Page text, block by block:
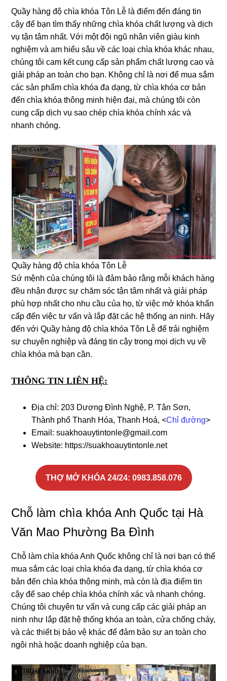
Quầy hàng độ chìa khóa Tôn Lễ là điểm đến đáng tin
cậy để bạn tìm thấy những chìa khóa chất lượng và dịch
vụ tận tâm nhất. Với một đội ngũ nhân viên giàu kinh
nghiệm và am hiểu sâu về các loại chìa khóa khác nhau,
chúng tôi cam kết cung cấp sản phẩm chất lượng cao và
giải pháp an toàn cho bạn. Không chỉ là nơi để mua sắm
các sản phẩm chìa khóa đa dạng, từ chìa khóa cơ bản
đến chìa khóa thông minh hiện đại, mà chúng tôi còn
cung cấp dịch vụ sao chép chìa khóa chính xác và
nhanh chóng.
Quầy hàng độ chìa khóa Tôn Lễ
Sứ mệnh của chúng tôi là đảm bảo rằng mỗi khách hàng
đều nhận được sự chăm sóc tận tâm nhất và giải pháp
phù hợp nhất cho nhu cầu của họ, từ việc mở khóa khẩn
cấp đến việc tư vấn và lắp đặt các hệ thống an ninh. Hãy
đến với Quầy hàng độ chìa khóa Tôn Lễ để trải nghiệm
sự chuyên nghiệp và đáng tin cậy trong mọi dịch vụ về
chìa khóa mà bạn cần.
THÔNG TIN LIÊN HỆ:
Địa chỉ: 203 Dương Đình Nghệ, P. Tân Sơn,
Thành phố Thanh Hóa, Thanh Hoá, <Chỉ đường>
Email: suakhoauytintonle@gmail.com
Website: https://suakhoauytintonle.net
THỢ MỞ KHÓA 24/24: 0983.858.076
Chỗ làm chìa khóa Anh Quốc tại Hà
Văn Mao Phường Ba Đình
Chỗ làm chìa khóa Anh Quốc không chỉ là nơi bạn có thể
mua sắm các loại chìa khóa đa dạng, từ chìa khóa cơ
bản đến chìa khóa thông minh, mà còn là địa điểm tin
cậy để sao chép chìa khóa chính xác và nhanh chóng.
Chúng tôi chuyên tư vấn và cung cấp các giải pháp an
ninh như lắp đặt hệ thống khóa an toàn, cửa chống cháy,
và các thiết bị bảo vệ khác để đảm bảo sự an toàn cho
ngôi nhà hoặc doanh nghiệp của bạn.